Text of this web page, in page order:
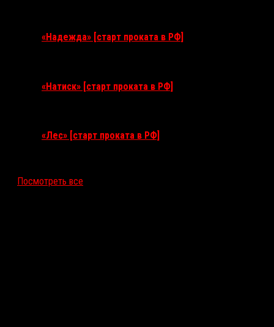
«Надежда» [старт проката в РФ]
«Натиск» [старт проката в РФ]
«Лес» [старт проката в РФ]
Посмотреть все